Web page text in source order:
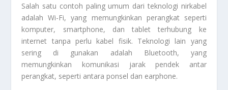
Salah satu contoh paling umum dari teknologi nirkabel
adalah Wi-Fi, yang memungkinkan perangkat seperti
komputer, smartphone, dan tablet terhubung ke
internet tanpa perlu kabel fisik. Teknologi lain yang
sering di gunakan adalah Bluetooth, yang
memungkinkan komunikasi jarak pendek antar
perangkat, seperti antara ponsel dan earphone.